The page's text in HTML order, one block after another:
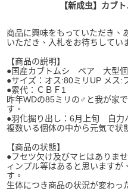
【新成虫】カブ
商品に興味をもっていただき、
いただき、入札をお待ちしてい
【商品の説明】
●国産カブトムシ ペア 大型
●サイズ：オス:80ミリUP メス:
●累代：ＣＢＦ1
昨年WDの85ミリの♂と我が家
す。
●羽化掘り出し：6月上旬 自力
複数いる個体の中から元気で状
【商品の状態】
●フセツ欠け及びマヒはありま
ィンプル等はあると思いますが
す。
生体につき商品の状況が変わっ